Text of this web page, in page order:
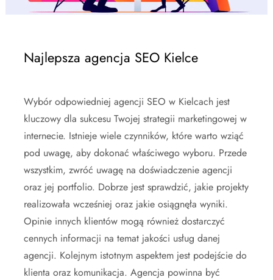
Najlepsza agencja SEO Kielce
Wybór odpowiedniej agencji SEO w Kielcach jest
kluczowy dla sukcesu Twojej strategii marketingowej w
internecie. Istnieje wiele czynników, które warto wziąć
pod uwagę, aby dokonać właściwego wyboru. Przede
wszystkim, zwróć uwagę na doświadczenie agencji
oraz jej portfolio. Dobrze jest sprawdzić, jakie projekty
realizowała wcześniej oraz jakie osiągnęła wyniki.
Opinie innych klientów mogą również dostarczyć
cennych informacji na temat jakości usług danej
agencji. Kolejnym istotnym aspektem jest podejście do
klienta oraz komunikacja. Agencja powinna być